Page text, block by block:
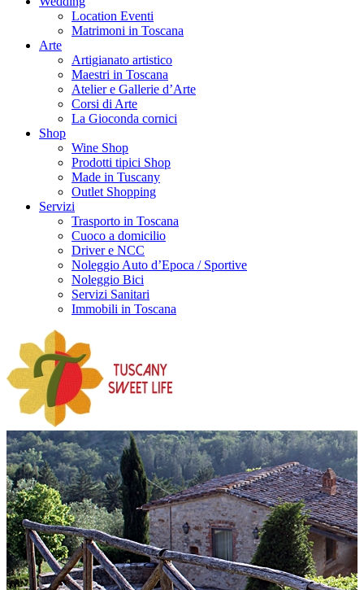
Location Eventi
Matrimoni in Toscana
Arte
Artigianato artistico
Maestri in Toscana
Atelier e Gallerie d’Arte
Corsi di Arte
La Gioconda cornici
Shop
Wine Shop
Prodotti tipici Shop
Made in Tuscany
Outlet Shopping
Servizi
Trasporto in Toscana
Cuoco a domicilio
Driver e NCC
Noleggio Auto d’Epoca / Sportive
Noleggio Bici
Servizi Sanitari
Immobili in Toscana